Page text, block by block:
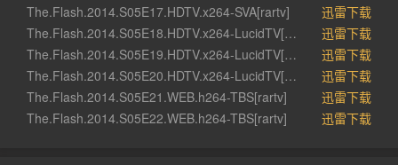
The.Flash.2014.S05E17.HDTV.x264-SVA[rartv]
迅雷下载
The.Flash.2014.S05E18.HDTV.x264-LucidTV[rartv]
迅雷下载
The.Flash.2014.S05E19.HDTV.x264-LucidTV[rartv]
迅雷下载
The.Flash.2014.S05E20.HDTV.x264-LucidTV[rartv]
迅雷下载
The.Flash.2014.S05E21.WEB.h264-TBS[rartv]
迅雷下载
The.Flash.2014.S05E22.WEB.h264-TBS[rartv]
迅雷下载